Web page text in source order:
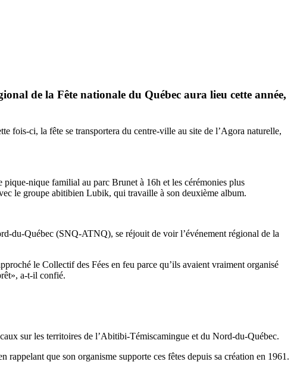
de la Fête nationale du Québec aura lieu cette année,
fois-ci, la fête se transportera du centre-ville au site de l’Agora naturelle,
nique familial au parc Brunet à 16h et les cérémonies plus
le groupe abitibien Lubik, qui travaille à son deuxième album.
du-Québec (SNQ-ATNQ), se réjouit de voir l’événement régional de la
le Collectif des Fées en feu parce qu’ils avaient vraiment organisé
a-t-il confié.
sur les territoires de l’Abitibi-Témiscamingue et du Nord-du-Québec.
rappelant que son organisme supporte ces fêtes depuis sa création en 1961.